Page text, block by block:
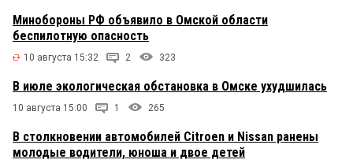
Минобороны РФ объявило в Омской области
беспилотную опасность
10 августа 15:32 2 323
В июле экологическая обстановка в Омске ухудшилась
10 августа 15:00 1 265
В столкновении автомобилей Citroen и Nissan ранены
молодые водители, юноша и двое детей